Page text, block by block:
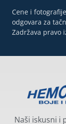
Cene i
odgovara za
Zadržava pravo
Naši iskusni i